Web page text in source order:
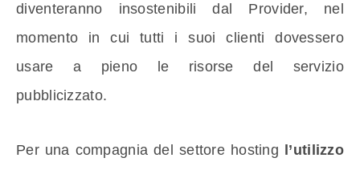
diventeranno insostenibili dal Provider, nel
momento in cui tutti i suoi clienti dovessero
usare a pieno le risorse del servizio
pubblicizzato.
Per una compagnia del settore hosting
l’utilizzo